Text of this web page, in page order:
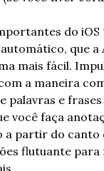
do
que a
mais fácil.
a maneira
palavras e
você faça
a partir do
flutuante